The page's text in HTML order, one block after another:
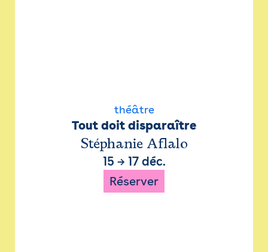
théâtre
Tout doit disparaître
Stéphanie Aflalo
15 → 17 déc.
Réserver